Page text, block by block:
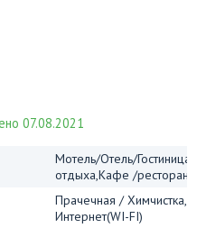
07.08.2021
Мотель/Отель/
отдыха,Кафе /рестораны
Прачечная / Химчистка,
Интернет(WI-FI)